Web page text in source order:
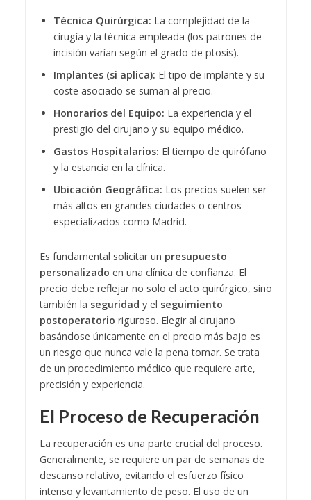
Técnica Quirúrgica: La complejidad de la
cirugía y la técnica empleada (los patrones de
incisión varían según el grado de ptosis).
Implantes (si aplica): El tipo de implante y su
coste asociado se suman al precio.
Honorarios del Equipo: La experiencia y el
prestigio del cirujano y su equipo médico.
Gastos Hospitalarios: El tiempo de quirófano
y la estancia en la clínica.
Ubicación Geográfica: Los precios suelen ser
más altos en grandes ciudades o centros
especializados como Madrid.
Es fundamental solicitar un presupuesto
personalizado en una clínica de confianza. El
precio debe reflejar no solo el acto quirúrgico, sino
también la seguridad y el seguimiento
postoperatorio riguroso. Elegir al cirujano
basándose únicamente en el precio más bajo es
un riesgo que nunca vale la pena tomar. Se trata
de un procedimiento médico que requiere arte,
precisión y experiencia.
El Proceso de Recuperación
La recuperación es una parte crucial del proceso.
Generalmente, se requiere un par de semanas de
descanso relativo, evitando el esfuerzo físico
intenso y levantamiento de peso. El uso de un